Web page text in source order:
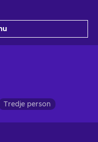
Tredje person